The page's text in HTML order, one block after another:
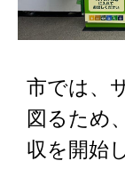
市では、
図るため、
収を開始